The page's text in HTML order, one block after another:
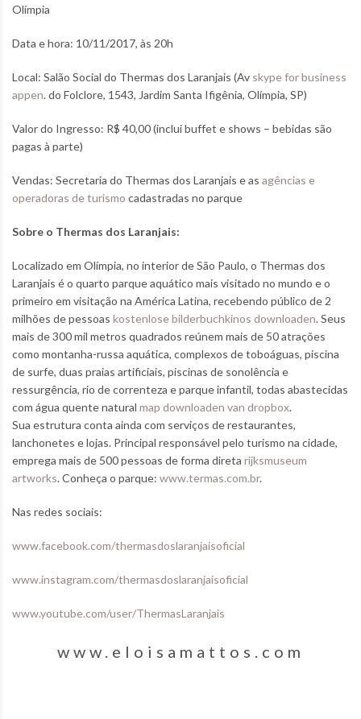
Olímpia
Data e hora: 10/11/2017, às 20h
Local: Salão Social do Thermas dos Laranjais (Av skype for business
appen. do Folclore, 1543, Jardim Santa Ifigênia, Olímpia, SP)
Valor do Ingresso: R$ 40,00 (inclui buffet e shows – bebidas são
pagas à parte)
Vendas: Secretaria do Thermas dos Laranjais e as agências e
operadoras de turismo cadastradas no parque
Sobre o Thermas dos Laranjais:
Localizado em Olímpia, no interior de São Paulo, o Thermas dos
Laranjais é o quarto parque aquático mais visitado no mundo e o
primeiro em visitação na América Latina, recebendo público de 2
milhões de pessoas kostenlose bilderbuchkinos downloaden. Seus
mais de 300 mil metros quadrados reúnem mais de 50 atrações
como montanha-russa aquática, complexos de toboáguas, piscina
de surfe, duas praias artificiais, piscinas de sonolência e
ressurgência, rio de correnteza e parque infantil, todas abastecidas
com água quente natural map downloaden van dropbox.
Sua estrutura conta ainda com serviços de restaurantes,
lanchonetes e lojas. Principal responsável pelo turismo na cidade,
emprega mais de 500 pessoas de forma direta rijksmuseum
artworks. Conheça o parque: www.termas.com.br.
Nas redes sociais:
www.facebook.com/thermasdoslaranjaisoficial
www.instagram.com/thermasdoslaranjaisoficial
www.youtube.com/user/ThermasLaranjais
www.eloisamattos.com